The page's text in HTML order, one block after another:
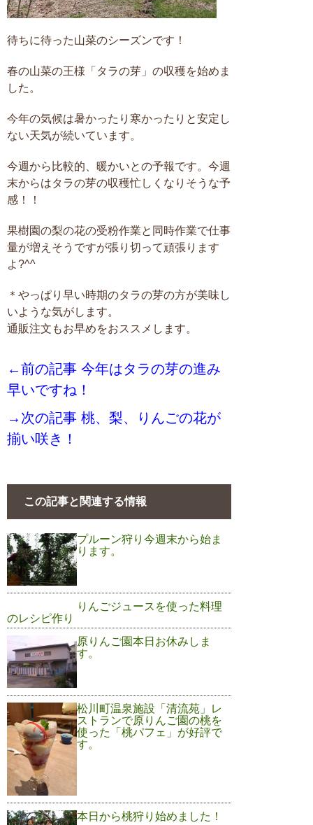
待ちに待った山菜のシーズンです！
春の山菜の王様「タラの芽」の収穫を始めま
した。
今年の気候は暑かったり寒かったりと安定し
ない天気が続いています。
今週から比較的、暖かいとの予報です。今週
末からはタラの芽の収穫忙しくなりそうな予
感！！
果樹園の梨の花の受粉作業と同時作業で仕事
量が増えそうですが張り切って頑張ります
よ?^^
＊やっぱり早い時期のタラの芽の方が美味し
いような気がします。
通販注文もお早めをおススメします。
←前の記事 今年はタラの芽の進み
早いですね！
→次の記事 桃、梨、りんごの花が
揃い咲き！
この記事と関連する情報
プルーン狩り今週末から始ま
ります。
りんごジュースを使った料理
のレシピ作り
原りんご園本日お休みしま
す。
松川町温泉施設「清流苑」レ
ストランで原りんご園の桃を
使った「桃パフェ」が好評で
す。
本日から桃狩り始めました！